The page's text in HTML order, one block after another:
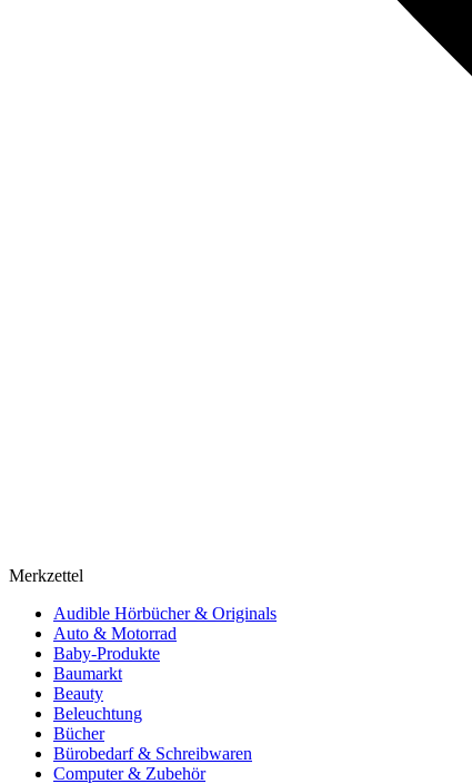
Merkzettel
Audible Hörbücher & Originals
Auto & Motorrad
Baby-Produkte
Baumarkt
Beauty
Beleuchtung
Bücher
Bürobedarf & Schreibwaren
Computer & Zubehör